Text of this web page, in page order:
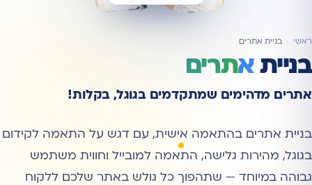
ראשי בניית אתרים
בניית אתרים
אתרים מדהימים שמתקדמים בגוגל, בקלות!
בניית אתרים בהתאמה אישית, עם דגש על התאמה לקידום
בגוגל, מהירות גלישה, התאמה למובייל וחווית משתמש
גבוהה במיוחד — שתהפוך כל גולש באתר שלכם ללקוח